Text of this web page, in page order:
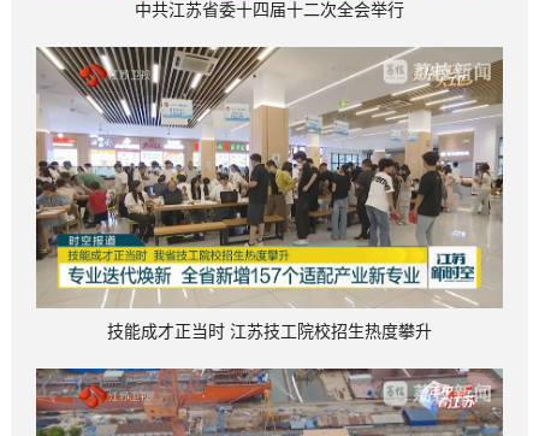
中共江苏省委十四届十二次全会举行
技能成才正当时 江苏技工院校招生热度攀升